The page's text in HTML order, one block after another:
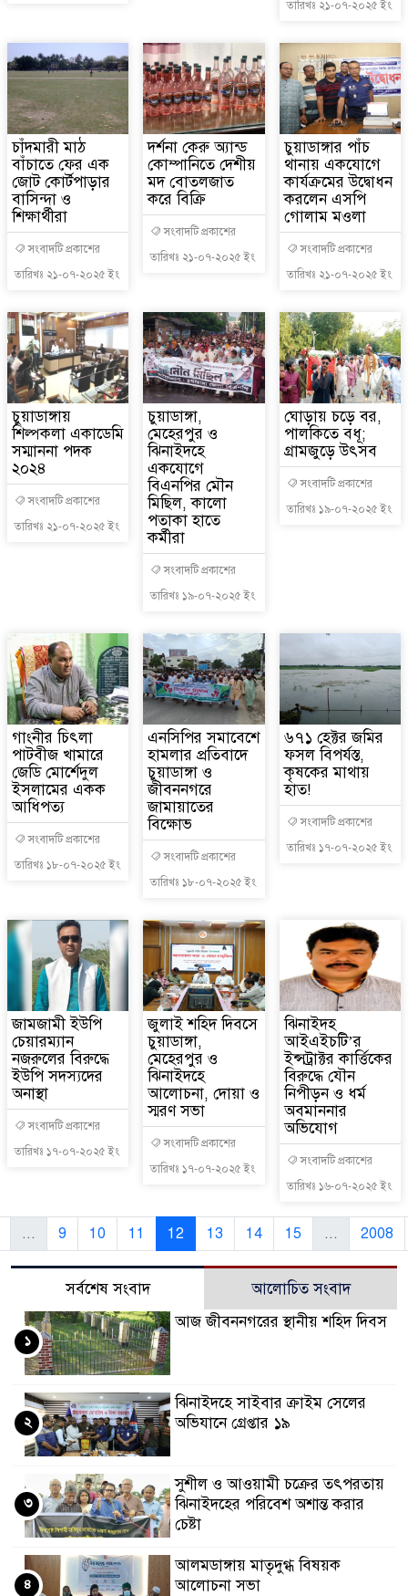
তারিখঃ ২১-০৭-২০২৫ ইং
চাঁদমারী মাঠ
বাঁচাতে ফের এক
জোট কোর্টপাড়ার
বাসিন্দা ও
শিক্ষার্থীরা
সংবাদটি প্রকাশের
তারিখঃ ২১-০৭-২০২৫ ইং
দর্শনা কেরু অ্যান্ড
কোম্পানিতে দেশীয়
মদ বোতলজাত
করে বিক্রি
সংবাদটি প্রকাশের
তারিখঃ ২১-০৭-২০২৫ ইং
চুয়াডাঙ্গার পাঁচ
থানায় একযোগে
কার্যক্রমের উদ্বোধন
করলেন এসপি
গোলাম মওলা
সংবাদটি প্রকাশের
তারিখঃ ২১-০৭-২০২৫ ইং
চুয়াডাঙ্গায়
শিল্পকলা একাডেমি
সম্মাননা পদক
২০২৪
সংবাদটি প্রকাশের
তারিখঃ ২১-০৭-২০২৫ ইং
চুয়াডাঙ্গা,
মেহেরপুর ও
ঝিনাইদহে
একযোগে
বিএনপির মৌন
মিছিল, কালো
পতাকা হাতে
কর্মীরা
সংবাদটি প্রকাশের
তারিখঃ ১৯-০৭-২০২৫ ইং
ঘোড়ায় চড়ে বর,
পালকিতে বধূ;
গ্রামজুড়ে উৎসব
সংবাদটি প্রকাশের
তারিখঃ ১৯-০৭-২০২৫ ইং
গাংনীর চিৎলা
পাটবীজ খামারে
জেডি মোর্শেদুল
ইসলামের একক
আধিপত্য
সংবাদটি প্রকাশের
তারিখঃ ১৮-০৭-২০২৫ ইং
এনসিপির সমাবেশে
হামলার প্রতিবাদে
চুয়াডাঙ্গা ও
জীবননগরে
জামায়াতের
বিক্ষোভ
সংবাদটি প্রকাশের
তারিখঃ ১৮-০৭-২০২৫ ইং
৬৭১ হেক্টর জমির
ফসল বিপর্যস্ত,
কৃষকের মাথায়
হাত!
সংবাদটি প্রকাশের
তারিখঃ ১৭-০৭-২০২৫ ইং
জামজামী ইউপি
চেয়ারম্যান
নজরুলের বিরুদ্ধে
ইউপি সদস্যদের
অনাস্থা
সংবাদটি প্রকাশের
তারিখঃ ১৭-০৭-২০২৫ ইং
জুলাই শহিদ দিবসে
চুয়াডাঙ্গা,
মেহেরপুর ও
ঝিনাইদহে
আলোচনা, দোয়া ও
স্মরণ সভা
সংবাদটি প্রকাশের
তারিখঃ ১৭-০৭-২০২৫ ইং
ঝিনাইদহ
আইএইচটি’র
ইন্সট্রাক্টর কার্ত্তিকের
বিরুদ্ধে যৌন
নিপীড়ন ও ধর্ম
অবমাননার
অভিযোগ
সংবাদটি প্রকাশের
তারিখঃ ১৬-০৭-২০২৫ ইং
... 9 10 11 12 13 14 15 ... 2008
সর্বশেষ সংবাদ
আলোচিত সংবাদ
আজ জীবননগরের স্থানীয় শহিদ দিবস
১
ঝিনাইদহে সাইবার ক্রাইম সেলের
অভিযানে গ্রেপ্তার ১৯
২
সুশীল ও আওয়ামী চক্রের তৎপরতায়
ঝিনাইদহের পরিবেশ অশান্ত করার
চেষ্টা
৩
আলমডাঙ্গায় মাতৃদুগ্ধ বিষয়ক
আলোচনা সভা
৪